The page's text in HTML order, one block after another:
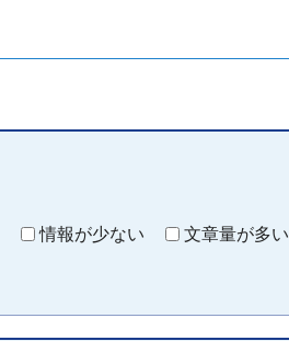
情報が少ない 文章量が多い